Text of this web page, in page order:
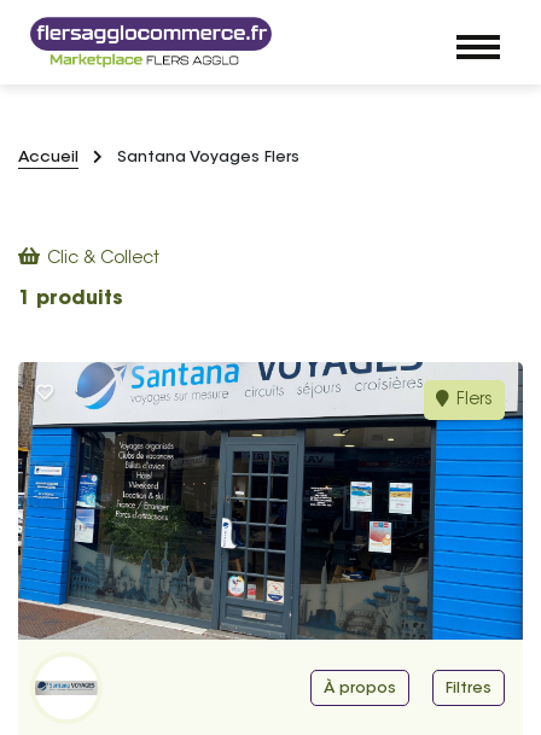
Accueil Santana Voyages Flers
Clic & Collect
1 produits
Flers
À propos Filtres